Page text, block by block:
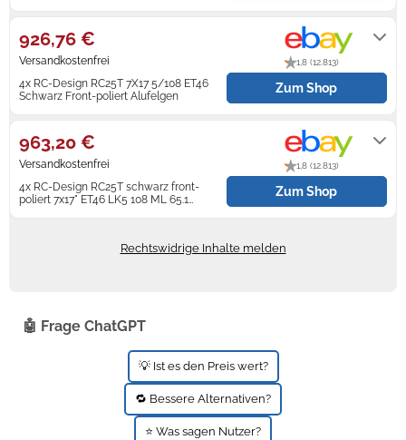
4x RC-Design RC25T 7X17 5/108 ET46
Schwarz Front-poliert Alufelgen
1,8 (12.813)
926,76 €
Versandkostenfrei
Zum Shop
4x RC-Design RC25T schwarz front-
poliert 7x17" ET46 LK5 108 ML 65.1
1,8 (12.813)
963,20 €
Versandkostenfrei
Zum Shop
Rechtswidrige Inhalte melden
🤖 Frage ChatGPT
💡 Ist es den Preis wert?
🔁 Bessere Alternativen?
⭐ Was sagen Nutzer?